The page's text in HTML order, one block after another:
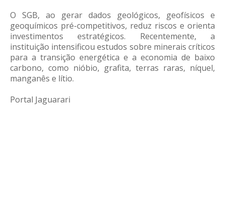
O SGB, ao gerar dados geológicos, geofísicos e
geoquímicos pré-competitivos, reduz riscos e orienta
investimentos estratégicos. Recentemente, a
instituição intensificou estudos sobre minerais críticos
para a transição energética e a economia de baixo
carbono, como nióbio, grafita, terras raras, níquel,
manganês e lítio.
Portal Jaguarari